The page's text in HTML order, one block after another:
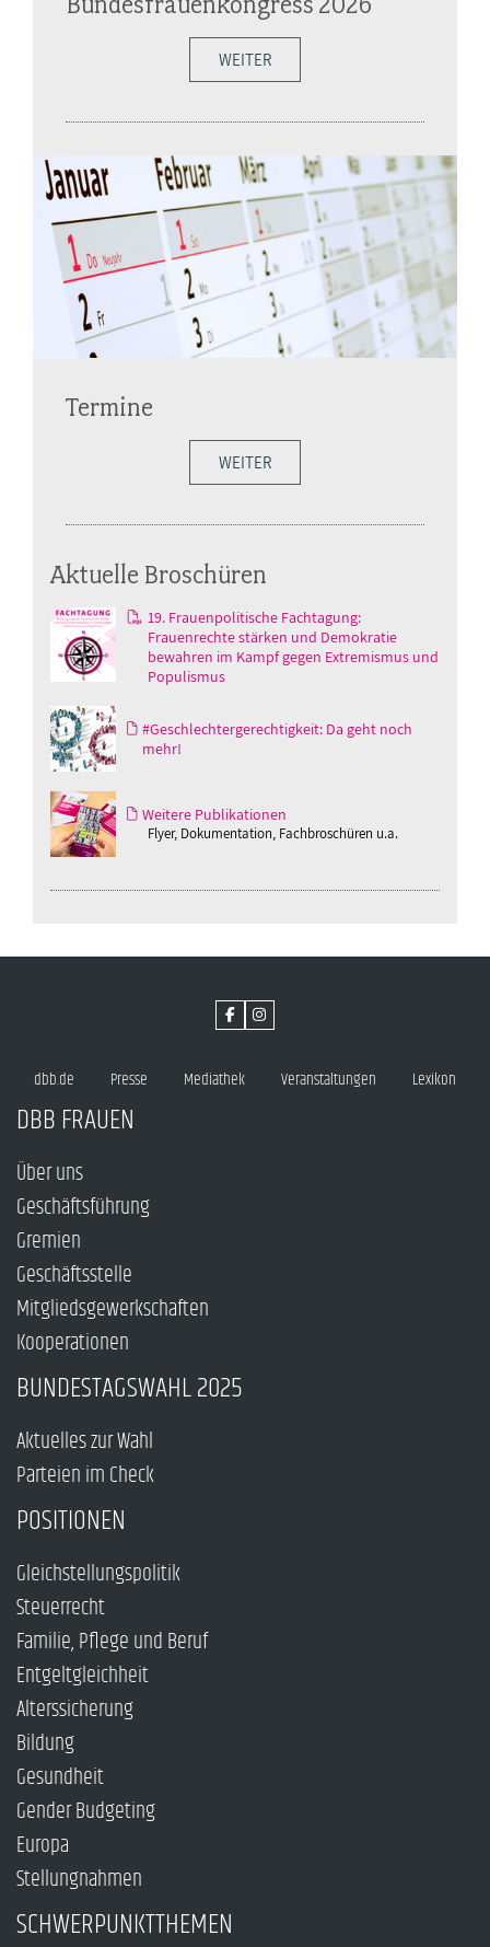
WEITER
Termine
WEITER
Aktuelle Broschüren
19. Frauenpolitische Fachtagung:
Frauenrechte stärken und Demokratie
bewahren im Kampf gegen Extremismus und
Populismus
#Geschlechtergerechtigkeit: Da geht noch
mehr!
Weitere Publikationen
Flyer, Dokumentation, Fachbroschüren u.a.
dbb.de Presse Mediathek Veranstaltungen Lexikon
DBB FRAUEN
Über uns
Geschäftsführung
Gremien
Geschäftsstelle
Mitgliedsgewerkschaften
Kooperationen
BUNDESTAGSWAHL 2025
Aktuelles zur Wahl
Parteien im Check
POSITIONEN
Gleichstellungspolitik
Steuerrecht
Familie, Pflege und Beruf
Entgeltgleichheit
Alterssicherung
Bildung
Gesundheit
Gender Budgeting
Europa
Stellungnahmen
SCHWERPUNKTTHEMEN